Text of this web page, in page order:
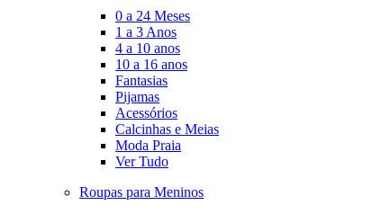
0 a 24 Meses
1 a 3 Anos
4 a 10 anos
10 a 16 anos
Fantasias
Pijamas
Acessórios
Calcinhas e Meias
Moda Praia
Ver Tudo
Roupas para Meninos